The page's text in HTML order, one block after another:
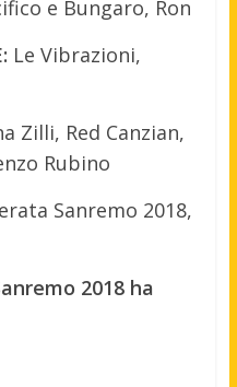
e Bungaro, Ron
Le Vibrazioni,
Zilli, Red Canzian,
Rubino
Sanremo 2018,
2018 ha